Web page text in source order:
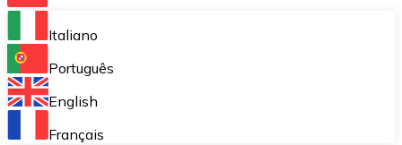
Bitnovo Ramp
Integra nuestra solución en tu plataforma.
Bitnovo Giftcards
Italiano
Português
English
Français